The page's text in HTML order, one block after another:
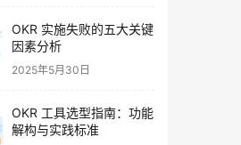
OKR 实施失败的五大关键
因素分析
2025年5月30日
OKR 工具选型指南：功能
解构与实践标准